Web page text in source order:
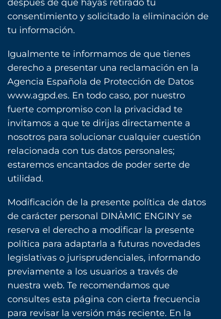
después de que hayas retirado tu
consentimiento y solicitado la eliminación de
tu información.
Igualmente te informamos de que tienes
derecho a presentar una reclamación en la
Agencia Española de Protección de Datos
www.agpd.es. En todo caso, por nuestro
fuerte compromiso con la privacidad te
invitamos a que te dirijas directamente a
nosotros para solucionar cualquier cuestión
relacionada con tus datos personales;
estaremos encantados de poder serte de
utilidad.
Modificación de la presente política de datos
de carácter personal DINÀMIC ENGINY se
reserva el derecho a modificar la presente
política para adaptarla a futuras novedades
legislativas o jurisprudenciales, informando
previamente a los usuarios a través de
nuestra web. Te recomendamos que
consultes esta página con cierta frecuencia
para revisar la versión más reciente. En la